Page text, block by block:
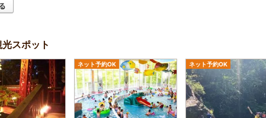
スポット
ネット予約OK ネット予約OK